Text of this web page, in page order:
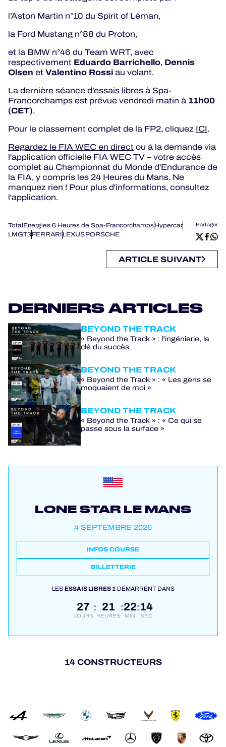
l’Aston Martin n°10 du Spirit of Léman,
la Ford Mustang n°88 du Proton,
et la BMW n°46 du Team WRT, avec
respectivement Eduardo Barrichello, Dennis
Olsen et Valentino Rossiau volant.
La dernière séance d’essais libres à Spa-
Francorchamps est prévue vendredi matin à 11h00
(CET).
Pour le classement complet de la FP2, cliquez ICI.
Regardez le FIA WEC en direct ou à la demande via
l'application officielle FIA WEC TV – votre accès
complet au Championnat du Monde d'Endurance de
la FIA, y compris les 24 Heures du Mans. Ne
manquez rien ! Pour plus d'informations, consultez
l'application.
TotalEnergies 6 Heures de Spa-FrancorchampsHypercar
LMGT3FERRARILEXUSPORSCHE
Partager
ARTICLE SUIVANT
DERNIERS ARTICLES
BEYOND THE TRACK
« Beyond the Track » : l'ingénierie, la
clé du succès
BEYOND THE TRACK
« Beyond the Track » : « Les gens se
moquaient de moi »
BEYOND THE TRACK
« Beyond the Track » : « Ce qui se
passe sous la surface »
LONE STAR LE MANS
4 SEPTEMBRE 2026
INFOS COURSE
BILLETTERIE
LESESSAIS LIBRES 1DÉMARRENT DANS
27
JOURS
: 21
HEURES
:22
MIN
:13
SEC
14 CONSTRUCTEURS